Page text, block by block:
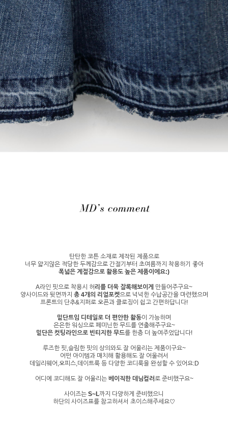
탄탄한 코튼 소재로 제작된 제품으로
너무 얇지않은 적당한 두께감으로 간절기부터 초여름까지 착용하기 좋아
폭넓은 계절감으로 활용도 높은 제품이에요:)
A라인 핏으로 착용시 허리를 더욱 잘록해보이게 만들어주구요~
양사이드와 뒷면까지 총 4개의 리얼포켓으로 넉넉한 수납공간을 마련했으며
프론트의 단추&지퍼로 오픈과 클로징이 쉽고 간편하답니다!
밑단트임 디테일로 더 편안한 활동이 가능하며
은은한 워싱으로 페미닌한 무드를 연출해주구요~
밑단은 컷팅라인으로 빈티지한 무드를 한층 더 높여주었답니다!
루즈한 핏,슬림한 핏의 상의와도 잘 어울리는 제품이구요~
어떤 아이템과 매치해 활용해도 잘 어울려서
데일리웨어,오피스,데이트룩 등 다양한 코디룩을 완성할 수 있어요:D
어디에 코디해도 잘 어울리는 베이직한 데님컬러로 준비했구요~
사이즈는 S~L까지 다양하게 준비했으니
하단의 사이즈표를 참고하셔서 초이스해주세요♡